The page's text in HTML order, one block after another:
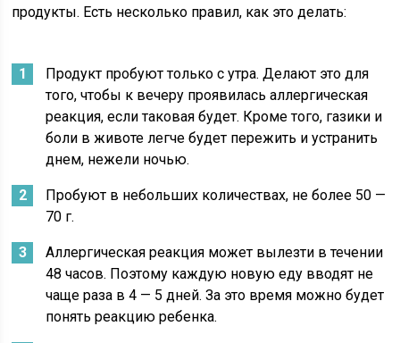
продукты. Есть несколько правил, как это делать:
Продукт пробуют только с утра. Делают это для
того, чтобы к вечеру проявилась аллергическая
реакция, если таковая будет. Кроме того, газики и
боли в животе легче будет пережить и устранить
днем, нежели ночью.
Пробуют в небольших количествах, не более 50 —
70 г.
Аллергическая реакция может вылезти в течении
48 часов. Поэтому каждую новую еду вводят не
чаще раза в 4 — 5 дней. За это время можно будет
понять реакцию ребенка.